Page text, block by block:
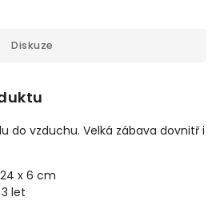
Diskuze
do vzduchu. Velká zábava dovnitř i
x 6 cm
let